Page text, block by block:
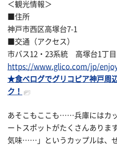
＜観光情報＞
■住所
神戸市西区高塚台7-1
■交通（アクセス）
市バス12・23系統 高塚台1丁
https://www.glico.com/jp/
★食べログでグリコピア神戸周
ク！
あそこもここも……兵庫にはカ
ートスポットがたくさんありま
気味……」というカップルは、